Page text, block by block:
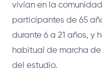
vivían en la
participantes de 65
durante 6 a 21 años,
habitual de marcha
del estudio.